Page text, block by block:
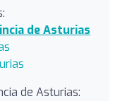
de Asturias
de Asturias: